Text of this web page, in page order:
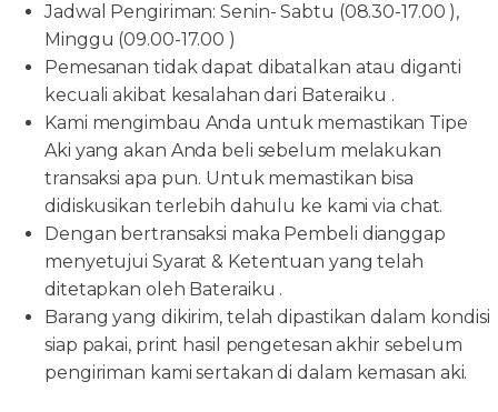
Jadwal Pengiriman: Senin- Sabtu (08.30-17.00 ),
Minggu (09.00-17.00 )
Pemesanan tidak dapat dibatalkan atau diganti
kecuali akibat kesalahan dari Bateraiku .
Kami mengimbau Anda untuk memastikan Tipe
Aki yang akan Anda beli sebelum melakukan
transaksi apa pun. Untuk memastikan bisa
didiskusikan terlebih dahulu ke kami via chat.
Dengan bertransaksi maka Pembeli dianggap
menyetujui Syarat & Ketentuan yang telah
ditetapkan oleh Bateraiku .
Barang yang dikirim, telah dipastikan dalam kondisi
siap pakai, print hasil pengetesan akhir sebelum
pengiriman kami sertakan di dalam kemasan aki.